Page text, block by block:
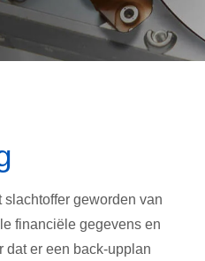
geworden van
financiële gegevens en
dat er een back-upplan